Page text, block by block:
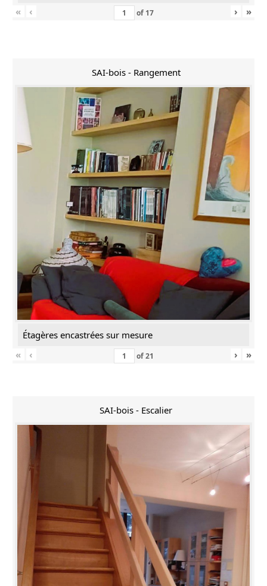
«
‹ of 17 › »
SAI-bois - Rangement
Étagères encastrées sur mesure
«
‹ of21 › »
SAI-bois - Escalier